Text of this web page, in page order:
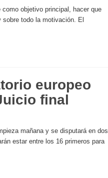
objetivo principal, hacer que
todo la motivación. El
europeo
final
mañana y se disputará en dos
estar entre los 16 primeros para